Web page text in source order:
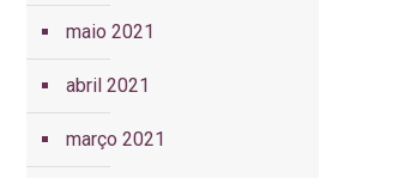
maio 2021
abril 2021
março 2021